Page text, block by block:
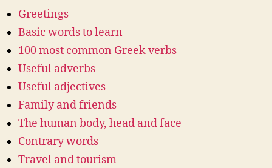
Greetings
Basic words to learn
100 most common Greek verbs
Useful adverbs
Useful adjectives
Family and friends
The human body, head and face
Contrary words
Travel and tourism